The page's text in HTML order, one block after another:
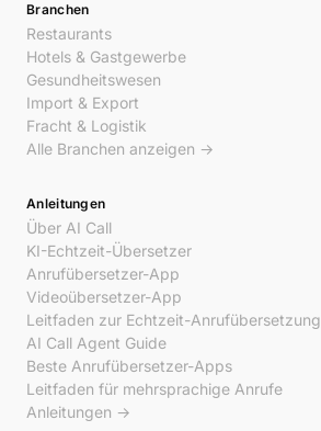
Branchen
Restaurants
Hotels & Gastgewerbe
Gesundheitswesen
Import & Export
Fracht & Logistik
Alle Branchen anzeigen →
Anleitungen
Über AI Call
KI-Echtzeit-Übersetzer
Anrufübersetzer-App
Videoübersetzer-App
Leitfaden zur Echtzeit-Anrufübersetzung
AI Call Agent Guide
Beste Anrufübersetzer-Apps
Leitfaden für mehrsprachige Anrufe
Anleitungen →